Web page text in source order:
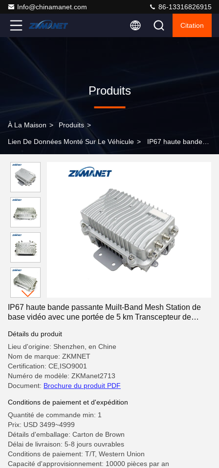
Info@chinamanet.com 86-13316826915
Citation
Produits
À La Maison > Produits >
Lien De Données Monté Sur Le Véhicule > IP67 haute bande
portée de 5 km Transcepteur de véhicule radio
IP67 haute bande passante Muilt-Band Mesh Station de
base vidéo avec une portée de 5 km Transcepteur de
Détails du produit
Lieu d'origine: Shenzhen, en Chine
Nom de marque: ZKMNET
Certification: CE,ISO9001
Numéro de modèle: ZKManet2713
Document: Brochure du produit PDF
Conditions de paiement et d'expédition
Quantité de commande min: 1
Prix: USD 3499~4999
Détails d'emballage: Carton de Brown
Délai de livraison: 5-8 jours ouvrables
Conditions de paiement: T/T, Western Union
Capacité d'approvisionnement: 10000 pièces par an